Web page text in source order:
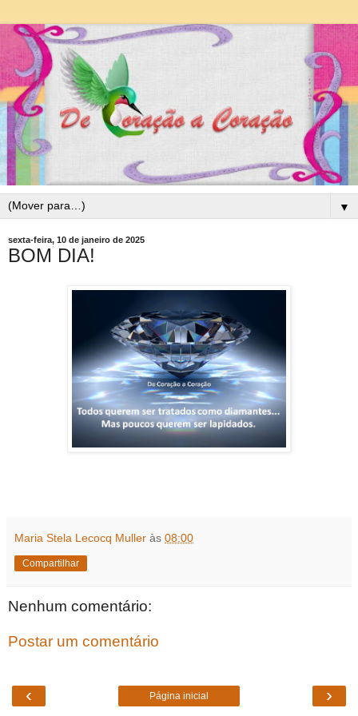
▼
sexta-feira, 10 de janeiro de 2025
BOM DIA!
Maria Stela Lecocq Muller às 08:00
Compartilhar
Nenhum comentário:
Postar um comentário
‹ ›
Página inicial